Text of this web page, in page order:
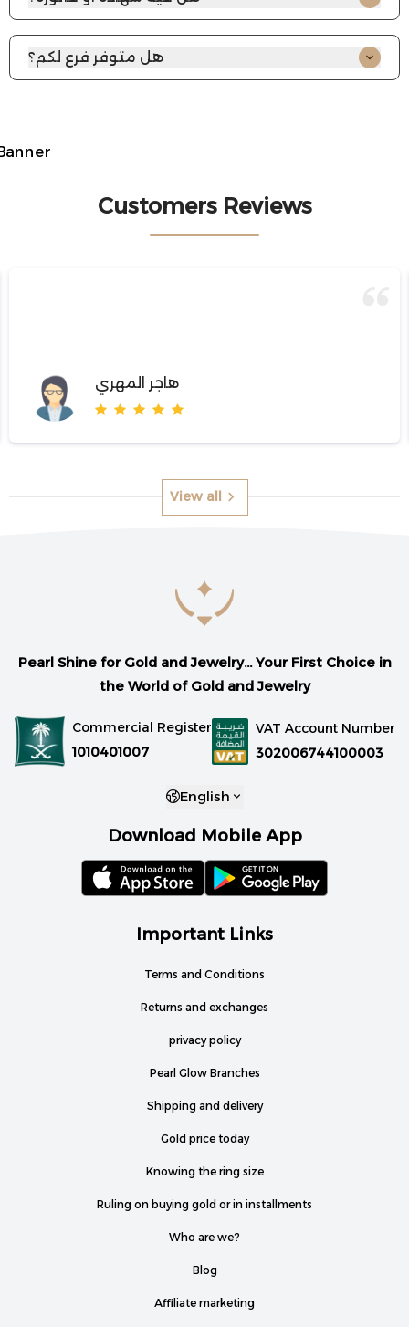
تفاصيل القطعة (العيار/الوزن حسب المنتج) ضمن بيانات
الطلب .
هل متوفر فرع لكم؟
Customers Reviews
هاجر المهري
View all
Important Links
Terms and Conditions
Returns and exchanges
privacy policy
Pearl Glow Branches
Shipping and delivery
Gold price today
Knowing the ring size
Ruling on buying gold or in installments
Who are we?
Blog
Affiliate marketing
Pearl Shine for Gold and Jewelry... Your First Choice in
the World of Gold and Jewelry
Commercial Register
1010401007
VAT Account Number
302006744100003
English
Download Mobile App